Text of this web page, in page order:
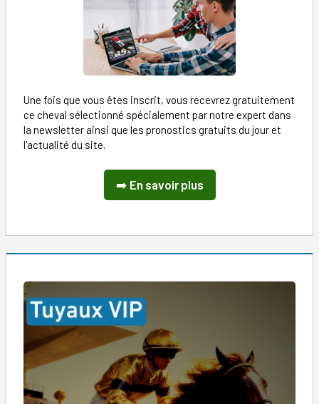
Une fois que vous êtes inscrit, vous recevrez gratuitement
ce cheval sélectionné spécialement par notre expert dans
la newsletter ainsi que les pronostics gratuits du jour et
l'actualité du site.
➡️ En savoir plus